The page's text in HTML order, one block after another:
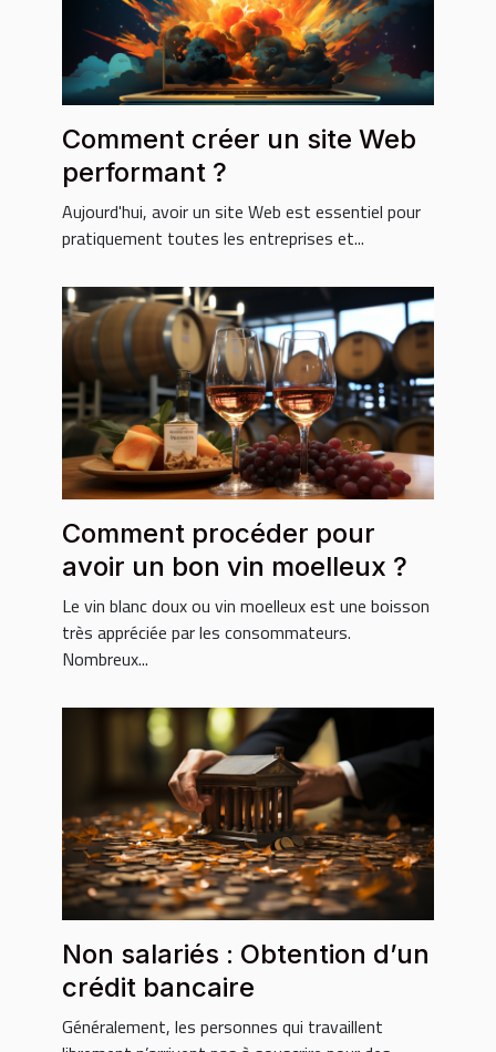
Comment créer un site Web
performant ?
Aujourd'hui, avoir un site Web est essentiel pour
pratiquement toutes les entreprises et...
Comment procéder pour
avoir un bon vin moelleux ?
Le vin blanc doux ou vin moelleux est une boisson
très appréciée par les consommateurs.
Nombreux...
Non salariés : Obtention d’un
crédit bancaire
Généralement, les personnes qui travaillent